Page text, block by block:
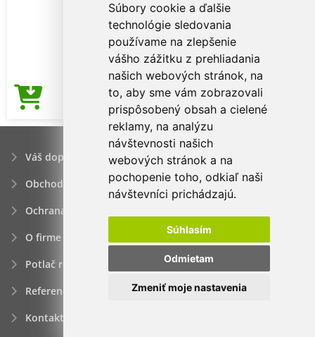
Súbory cookie a ďalšie
technológie sledovania
používame na zlepšenie
vášho zážitku z prehliadania
našich webových stránok, na
to, aby sme vám zobrazovali
prispôsobený obsah a cielené
reklamy, na analýzu
návštevnosti našich
webových stránok a na
pochopenie toho, odkiaľ naši
návštevníci prichádzajú.
Súhlasím
Odmietam
Zmeniť moje nastavenia
Cena od 3,17€
Váš dopyt
Obchodné podmienky
Ochrana osobných údajov
O firme
Potlač reklamných predmetov
Referencie
Kontakt